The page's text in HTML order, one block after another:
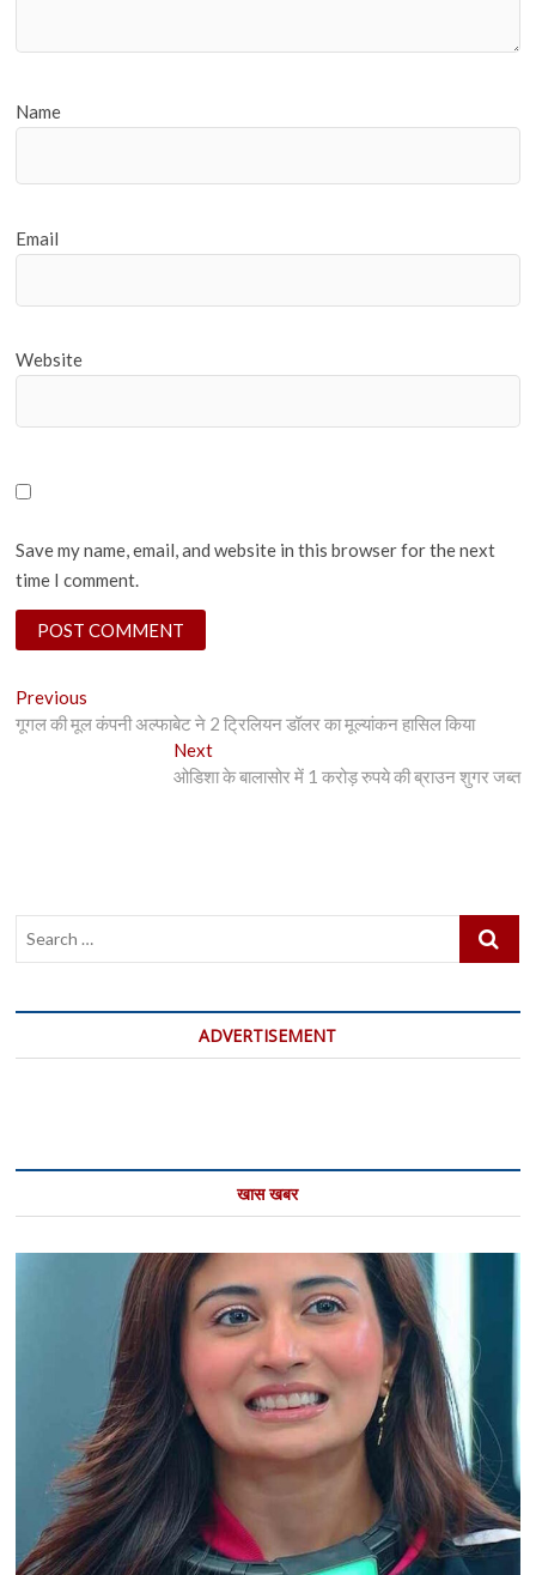
Name
Email
Website
Save my name, email, and website in this browser for the next
time I comment.
Post
navigation
Previous
post:
गूगल की मूल कंपनी अल्फाबेट ने 2 ट्रिलियन डॉलर का मूल्यांकन हासिल किया
NextNext
post:
ओडिशा के बालासोर में 1 करोड़ रुपये की ब्राउन शुगर जब्त
Search
ADVERTISEMENT
खास खबर